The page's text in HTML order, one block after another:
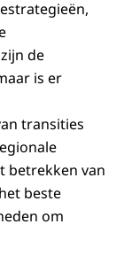
de
is er
transities
betrekken van
beste
om